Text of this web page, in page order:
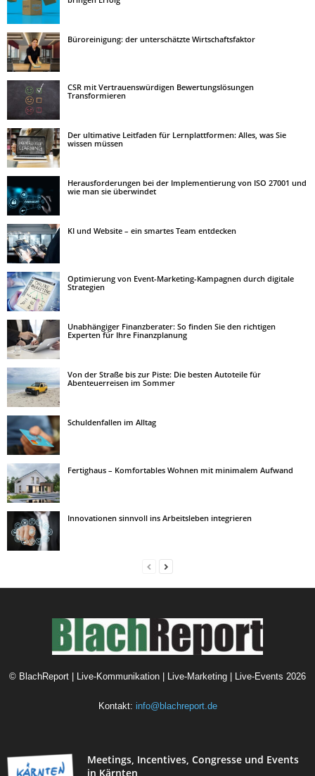
Büroreinigung: der unterschätzte Wirtschaftsfaktor
CSR mit Vertrauenswürdigen Bewertungslösungen
Transformieren
Der ultimative Leitfaden für Lernplattformen: Alles, was Sie
wissen müssen
Herausforderungen bei der Implementierung von ISO 27001 und
wie man sie überwindet
KI und Website – ein smartes Team entdecken
Optimierung von Event-Marketing-Kampagnen durch digitale
Strategien
Unabhängiger Finanzberater: So finden Sie den richtigen
Experten für Ihre Finanzplanung
Von der Straße bis zur Piste: Die besten Autoteile für
Abenteuerreisen im Sommer
Schuldenfallen im Alltag
Fertighaus – Komfortables Wohnen mit minimalem Aufwand
Innovationen sinnvoll ins Arbeitsleben integrieren
© BlachReport | Live-Kommunikation | Live-Marketing | Live-Events 2026
Kontakt: info@blachreport.de
Meetings, Incentives, Congresse und Events
in Kärnten